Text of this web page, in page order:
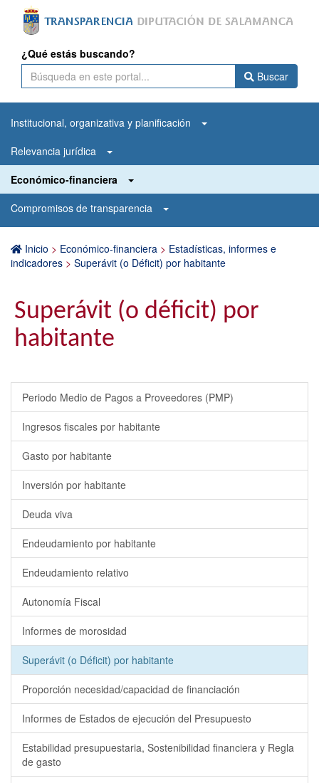
¿Qué estás buscando?
Buscar
Institucional, organizativa y planificación
Relevancia jurídica
Económico-financiera
Compromisos de transparencia
Inicio > Económico-financiera > Estadísticas, informes e
indicadores > Superávit (o Déficit) por habitante
Superávit (o déficit) por
habitante
Periodo Medio de Pagos a Proveedores (PMP)
Ingresos fiscales por habitante
Gasto por habitante
Inversión por habitante
Deuda viva
Endeudamiento por habitante
Endeudamiento relativo
Autonomía Fiscal
Informes de morosidad
Superávit (o Déficit) por habitante
Proporción necesidad/capacidad de financiación
Informes de Estados de ejecución del Presupuesto
Estabilidad presupuestaria, Sostenibilidad financiera y Regla
de gasto